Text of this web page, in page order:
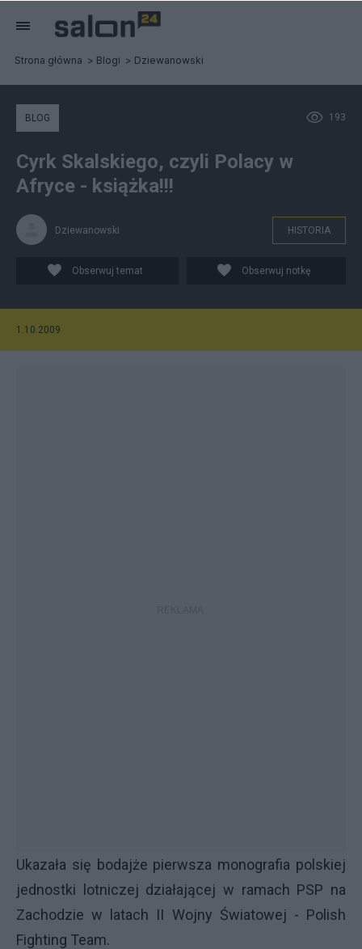
Strona główna Blogi Dziewanowski
193
BLOG
Cyrk Skalskiego, czyli Polacy w
Afryce - książka!!!
Dziewanowski HISTORIA
Obserwuj temat Obserwuj notkę
1.10.2009
Ukazała się bodajże pierwsza monografia polskiej
jednostki lotniczej działającej w ramach PSP na
Zachodzie w latach II Wojny Światowej - Polish
Fighting Team.